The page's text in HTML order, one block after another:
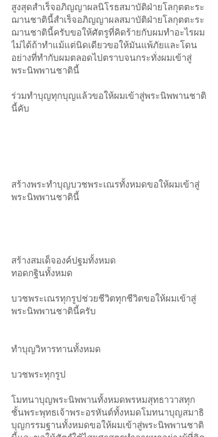
สูงสุดสำเร็จอภิญญาผลนิโรธสมาบัติฝ่ายโลกุตตะระ
ฌานชาตินี้สำเร็จอภิญญาผลสมาบัติฝ่ายโลกุตตะระ
ฌานชาตินี้ครับขอให้ศัตรูที่คิดร้ายกับผมทำอะไรผม
ไม่ได้ถ้าทำแม้แต่นิดเดียวขอให้มันแพ้ภัยและโดน
อย่างที่ทำกับผมตลอดไปตราบจนกระทั่งผมเข้าสู่
พระนิพพานชาตินี้
ร่วมทำบุญทุกบุญแล้วขอให้ผมเข้าสู่พระนิพพานชาติ
นี้คับ
สร้างพระทำบุญบวชพระเณรทั้งหมดขอให้ผมเข้าสู่
พระนิพพานชาตินี้
สร้างสมเด็จองค์ปฐมทั้งหมด
ทอดกฐินทั้งหมด
บวชพระเณรทุกรูปช่วยชีวิตทุกชีวิตขอให้ผมเข้าสู่
พระนิพพานชาตินี้ครับ
ทำบุญวิหารทานทั้งหมด
บวชพระทุกรูป
โมทนาบุญพระนิพพานทั้งหมดพรหมสุทธาวาสทุก
ชั้นพระพุทธเจ้าพระอรหันต์ทั้งหมดโมทนาบุญสมาธิ
บุญกรรมฐานทั้งหมดขอให้ผมเข้าสู่พระนิพพานชาติ